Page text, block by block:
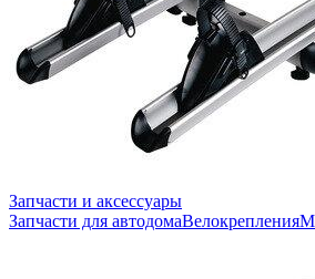
Запчасти и аксессуары
Запчасти для автодомаВелокрепления